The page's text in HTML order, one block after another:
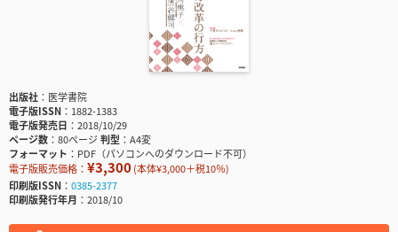
出版社
医学書院
電子版ISSN
1882-1383
電子版発売日
2018/10/29
ページ数
80ページ判型
A4変
フォーマット
PDF（パソコンへのダウンロード不可）
電子版販売価格： ¥3,300(本体¥3,000＋税10％)
印刷版ISSN
0385-2377
印刷版発行年月
2018/10